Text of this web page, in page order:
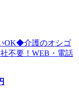
OK◆介護のオシゴ
不要！WEB・電話